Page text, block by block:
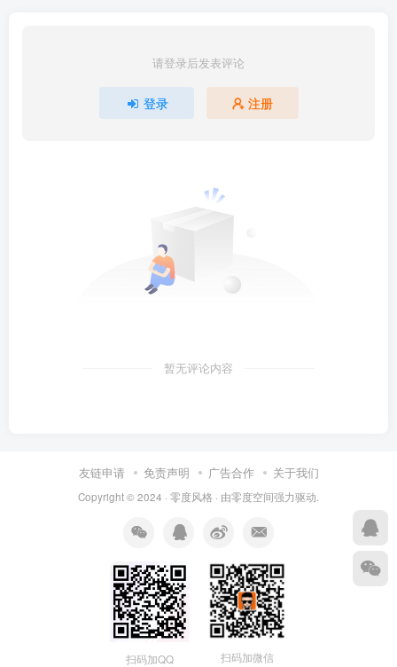
请登录后发表评论
登录 注册
暂无评论内容
友链申请 免责声明 广告合作 关于我们
Copyright © 2024 · 零度风格 · 由零度空间强力驱动.
扫码加QQ 扫码加微信